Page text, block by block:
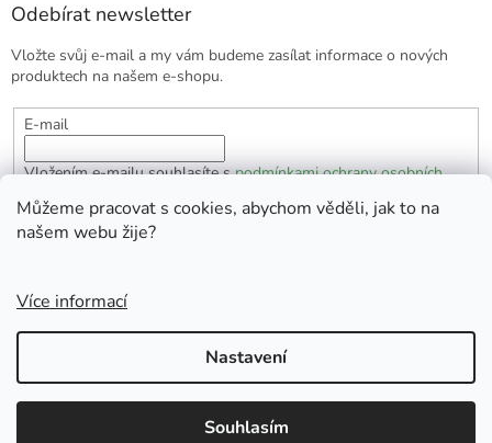
Můžeme pracovat s cookies, abychom věděli, jak to na
našem webu žije?
Více informací
Nastavení
Souhlasím
Odebírat newsletter
Vložte svůj e-mail a my vám budeme zasílat informace o nových
produktech na našem e-shopu.
E-mail
Vložením e-mailu souhlasíte spodmínkami ochrany osobních
PŘIHLÁSIT SE
Copyright 2026EKOlogická domácnost. Všechna práva
vyhrazena.